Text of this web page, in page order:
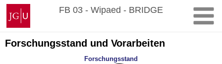
Zum
Inhalt
springen
Johannes
Gutenberg-
Universität
Mainz
FB 03 - Wipaed - BRIDGE
Forschungsstand und Vorarbeiten
Forschungsstand